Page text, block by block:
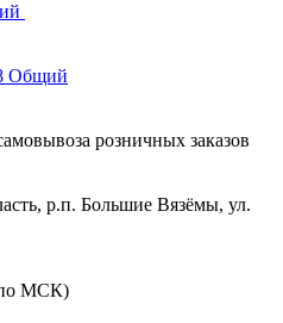
Общий
розничных заказов
р.п. Большие Вязёмы, ул.
МСК)